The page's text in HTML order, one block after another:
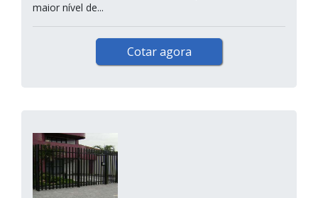
maior nível de...
Cotar agora